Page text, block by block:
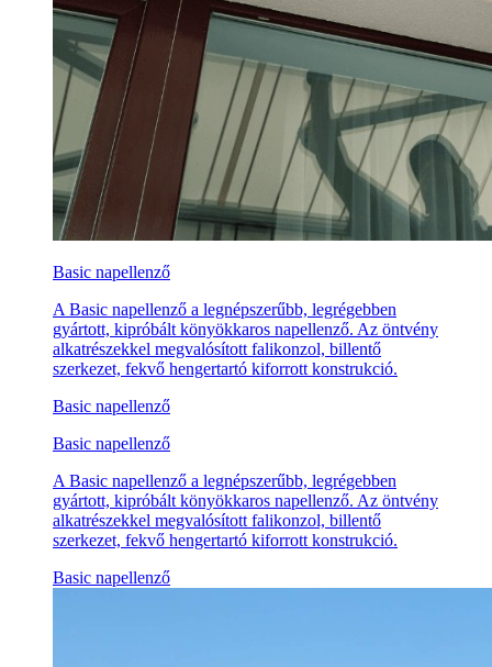
Basic napellenző
A Basic napellenző a legnépszerűbb, legrégebben
gyártott, kipróbált könyökkaros napellenző. Az öntvény
alkatrészekkel megvalósított falikonzol, billentő
szerkezet, fekvő hengertartó kiforrott konstrukció.
Basic napellenző
Basic napellenző
A Basic napellenző a legnépszerűbb, legrégebben
gyártott, kipróbált könyökkaros napellenző. Az öntvény
alkatrészekkel megvalósított falikonzol, billentő
szerkezet, fekvő hengertartó kiforrott konstrukció.
Basic napellenző